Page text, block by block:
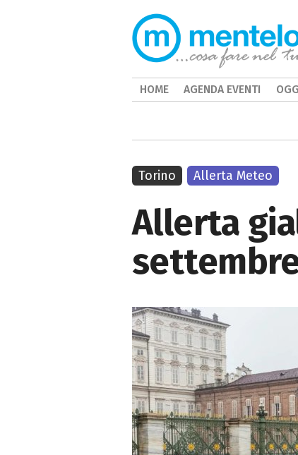
Allerta
Torino Allerta Meteo
HOME AGENDA EVENTI